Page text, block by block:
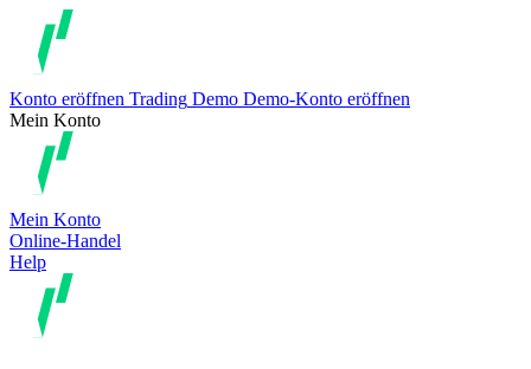
Konto eröffnen Trading Demo Demo-Konto eröffnen
Mein Konto
Mein Konto
Online-Handel
Help